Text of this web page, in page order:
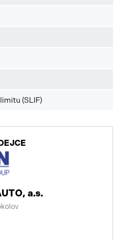
(SLIF)
a.s.